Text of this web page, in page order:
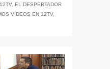
, EL DESPERTADOR
VÍDEOS EN 12TV,